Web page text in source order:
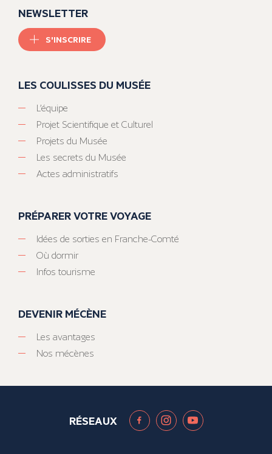
NEWSLETTER
S'INSCRIRE
LES COULISSES DU MUSÉE
L’équipe
Projet Scientifique et Culturel
Projets du Musée
Les secrets du Musée
Actes administratifs
PRÉPARER VOTRE VOYAGE
Idées de sorties en Franche-Comté
Où dormir
Infos tourisme
DEVENIR MÉCÈNE
Les avantages
Nos mécènes
RÉSEAUX